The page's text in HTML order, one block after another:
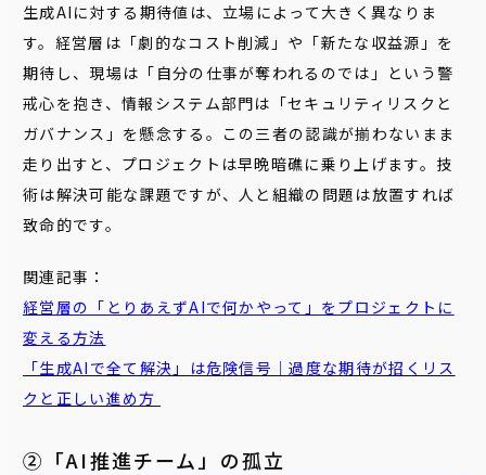
生成AIに対する期待値は、立場によって大きく異なりま
す。経営層は「劇的なコスト削減」や「新たな収益源」を
期待し、現場は「自分の仕事が奪われるのでは」という警
戒心を抱き、情報システム部門は「セキュリティリスクと
ガバナンス」を懸念する。この三者の認識が揃わないまま
走り出すと、プロジェクトは早晩暗礁に乗り上げます。技
術は解決可能な課題ですが、人と組織の問題は放置すれば
致命的です。
関連記事：
経営層の「とりあえずAIで何かやって」をプロジェクトに
変える方法
「生成AIで全て解決」は危険信号｜過度な期待が招くリス
クと正しい進め方
②「AI推進チーム」の孤立